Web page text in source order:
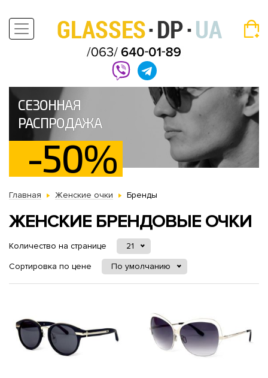
СЕЗОННАЯ
РАСПРОДАЖА
-50%
Главная Женские очки Бренды
ЖЕНСКИЕ БРЕНДОВЫЕ ОЧКИ
Количество на странице
21
Сортировка по цене
По умолчанию